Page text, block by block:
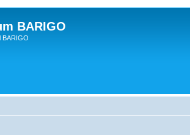
BARIGO
BARIGO